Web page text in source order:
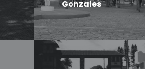
Gonzales